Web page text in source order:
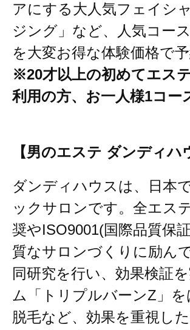
アにする大人気フェイシ
ジング」など、人気コー
を大変お得な体験価格で
※20才以上の初めてエス
利用の方、お一人様1コー
【男のエステ ダンディ
ダンディハウスは、日本
ックサロンです。全エス
奨やISO9001(国際品質保
質なサロンづくりに励ん
同研究を行い、効果検証
ム「トリプルバーンZ」
脱毛など、効果を重視し